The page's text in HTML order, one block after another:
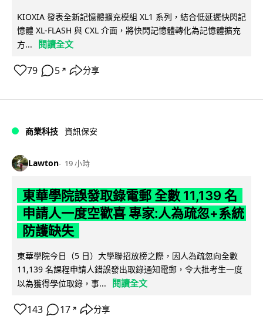
KIOXIA 發表全新記憶體擴充模組 XL1 系列，結合低延遲快閃記
憶體 XL-FLASH 與 CXL 介面，將快閃記憶體轉化為記憶體擴充
方...
閱讀全文
79 5 ↗ 分享
商業科技 資訊保安
Lawton 19 小時
東華學院誤發取錄電郵 全數 11,139 名
申請人一度空歡喜 專家:人為疏忽+系統
防護缺失
東華學院今日（5 日）大學聯招放榜之際，因人為疏忽向全數
11,139 名課程申請人錯誤發出取錄通知電郵，令大批考生一度
以為獲得學位取錄，事...
閱讀全文
143 17 ↗ 分享